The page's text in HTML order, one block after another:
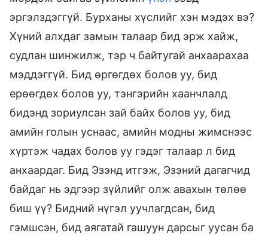
эргэлздэггүй. Бурханы хүслийг хэн мэдэх вэ?
Хүний алхдаг замын талаар бид эрж хайж,
судлан шинжилж, тэр ч байтугай анхаарахаа
мэддэггүй. Бид өргөгдөх болов уу, бид
ерөөгдөх болов уу, тэнгэрийн хаанчлалд
бидэнд зориулсан зай байх болов уу, бид
амийн голын уснаас, амийн модны жимснээс
хүртэж чадах болов уу гэдэг талаар л бид
анхаардаг. Бид Эзэнд итгэж, Эзэний дагагчид
байдаг нь эдгээр зүйлийг олж авахын төлөө
биш үү? Бидний нүгэл уучлагдсан, бид
гэмшсэн, бид аягатай гашуун дарсыг уусан ба